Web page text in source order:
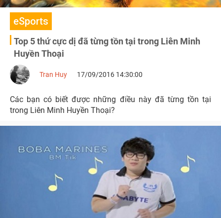
eSports
Top 5 thứ cực dị đã từng tồn tại trong Liên Minh
Huyền Thoại
Tran Huy 17/09/2016 14:30:00
Các bạn có biết được những điều này đã từng tồn tại
trong Liên Minh Huyền Thoại?